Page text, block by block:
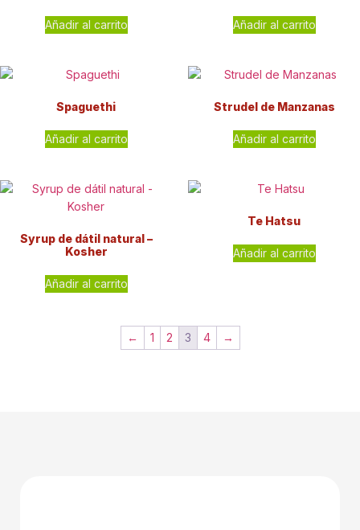
Añadir al carrito Añadir al carrito
Spaguethi
Añadir al carrito
Strudel de Manzanas
Añadir al carrito
Syrup de dátil natural –
Kosher
Añadir al carrito
Te Hatsu
Añadir al carrito
← 1 2 3 4 →